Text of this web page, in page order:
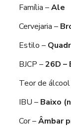
Família –Ale
Cervejaria –
Estilo –
BJCP –26D –
Teor de
IBU – Baixo
Cor –Âmbar